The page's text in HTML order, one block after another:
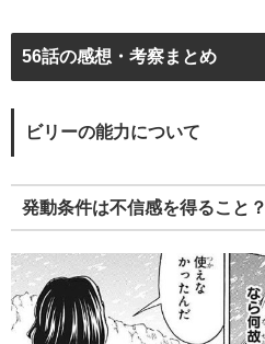
56話の感想・考察まとめ
ビリーの能力について
発動条件は不信感を得ること？